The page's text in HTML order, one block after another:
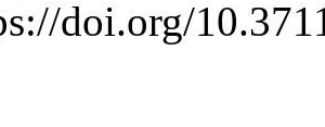
doi.org/